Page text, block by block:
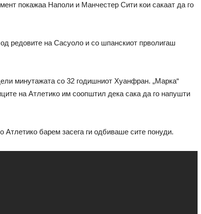
покажаа Наполи и Манчестер Сити кои сакаат да го
редовите на Сасуоло и со шпанскиот прволигаш
минутажата со 32 годишниот Хуанфран. „Марка“
на Атлетико им соопштил дека сака да го напушти
барем засега ги одбиваше сите понуди.